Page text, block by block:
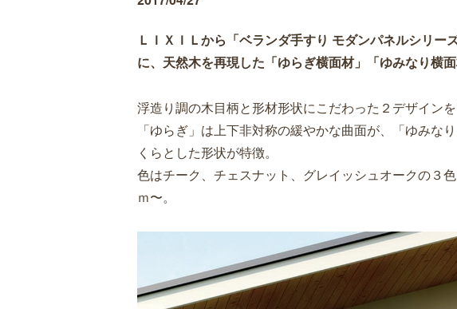
ＬＩＸＩＬから「ベランダ手すり モダンパネルシリー
に、 天然木を再現した 「ゆらぎ横面材」「ゆみなり横
浮造り調の木目柄と形材形状にこだわった２デザインを
「ゆらぎ」は上下非対称の緩やかな曲面が、「ゆみな
くらとした形状が特徴。
色はチーク、チェスナット、グレイッシュオークの３
ｍ〜。